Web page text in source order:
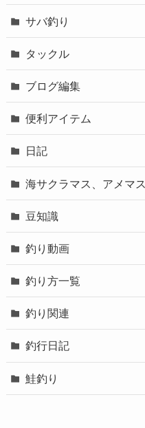
サバ釣り
タックル
ブログ編集
便利アイテム
日記
海サクラマス、アメマス
豆知識
釣り動画
釣り方一覧
釣り関連
釣行日記
鮭釣り